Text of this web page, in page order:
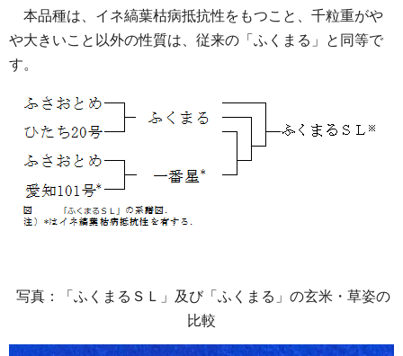
本品種は、イネ縞葉枯病抵抗性をもつこと、千粒重がや
や大きいこと以外の性質は、従来の「ふくまる」と同等で
す。
写真：「ふくまるＳＬ」及び「ふくまる」の玄米・草姿の
比較